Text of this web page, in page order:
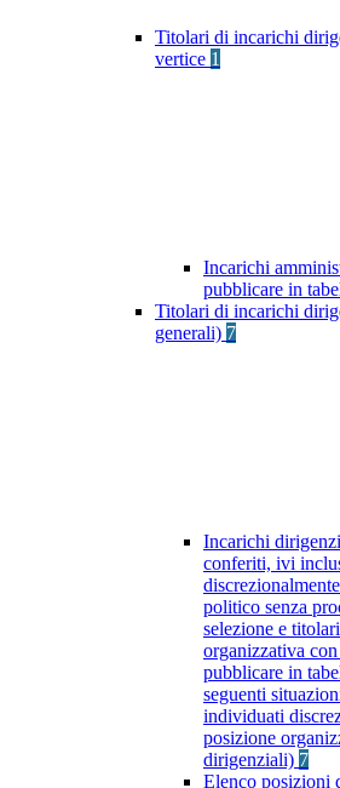
Titolari di incarichi
vertice 1
Incarichi
pubblicare in
Titolari di incarichi
generali) 7
Incarichi
conferiti, ivi
politico senza
selezione e
organizzativa
pubblicare in
seguenti
individuati
posizione
dirigenziali) 7
Elenco posizioni